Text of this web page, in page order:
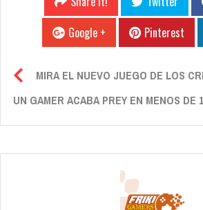
Google +
Pinterest
MIRA EL NUEVO JUEGO DE LOS
UN GAMER ACABA PREY EN MENOS DE